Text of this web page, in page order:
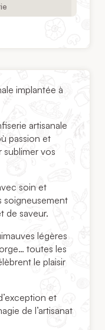
implantée à
artisanale
passion et
vos
soin et
soigneusement
de saveur.
légères
toutes les
le plaisir
et
de l’artisanat